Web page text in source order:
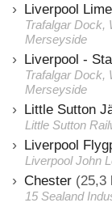
Liverpool
Trafalgar Dock,
Merseyside
Liverpool -
Trafalgar Dock,
Merseyside
Little Sutton
Little Sutton
Liverpool
Liverpool John
Chester (25,3
15 Sealand